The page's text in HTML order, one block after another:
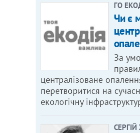
ГО
Чи є
За
централізоване
перетворитися на
екологічну